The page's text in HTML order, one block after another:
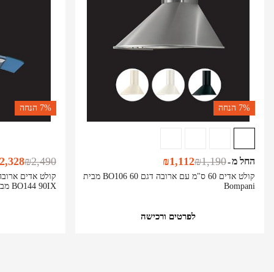
7% הנחה
קולט אדים 60 ס"מ עם ארובה דגם BO106 60 מבית
Bompani
החל מ-
₪1,190
₪1,112
לפרטים ורכישה
7% הנחה
BO144 90IX מבית Bompani
₪2,490